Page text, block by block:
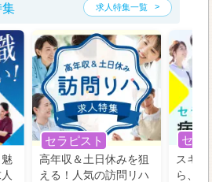
集 求人特集一覧
セラピスト
高年収＆土日休みを狙
える！人気の訪問リハ
セラ
スキ
ら、